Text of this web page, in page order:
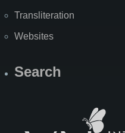
Transliteration
Websites
Search